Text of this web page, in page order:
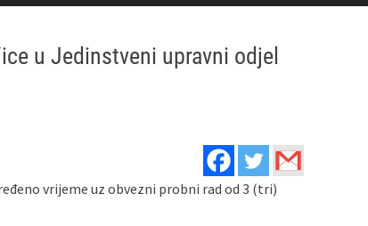
u Jedinstveni upravni odjel
vrijeme uz obvezni probni rad od 3 (tri)